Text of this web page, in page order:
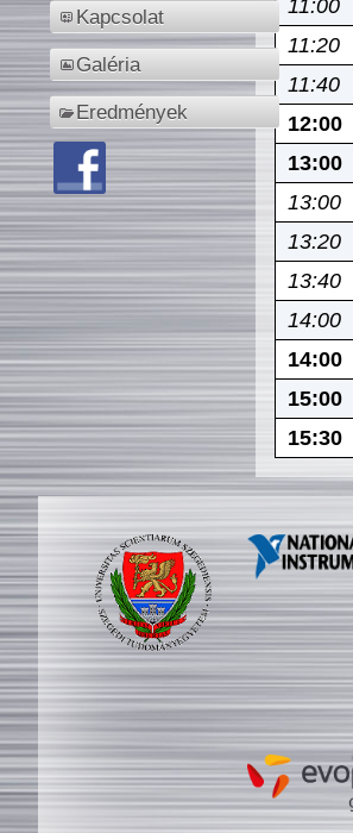
Kapcsolat
Galéria
Eredmények
11:00
11:20
11:40
12:00
13:00
13:00
13:20
13:40
14:00
14:00
15:00
15:30